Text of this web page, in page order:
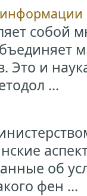
собой
Это и
...
об
фен ...